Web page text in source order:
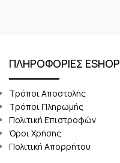
ΠΛΗΡΟΦΟΡΙΕΣ ESHOP
Τρόποι Αποστολής
Τρόποι Πληρωμής
Πολιτική Επιστροφών
Όροι Χρήσης
Πολιτική Απορρήτου